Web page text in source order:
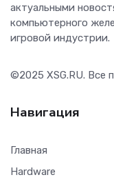
актуальными
компьютерного
игровой индустрии.
©2025 XSG.RU. Все
Навигация
Главная
Hardware